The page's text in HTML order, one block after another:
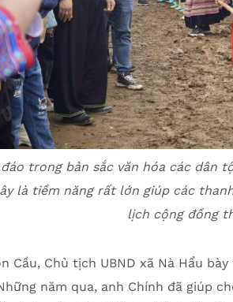
trong bản sắc văn hóa các dân
là tiềm năng rất lớn giúp các
lịch cộng đồng
Cầu, Chủ tịch UBND xã Nà Hẩu
năm qua, anh Chính đã giúp